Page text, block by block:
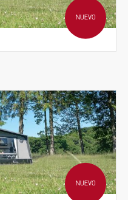
NUEVO
NUEVO